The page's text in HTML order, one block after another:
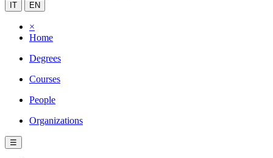
IT EN
×
Home
Degrees
Courses
People
Organizations
☰